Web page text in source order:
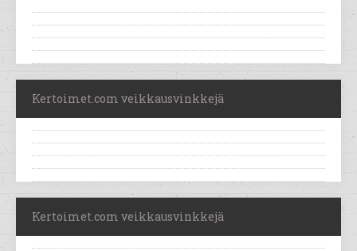
Kertoimet.com veikkausvinkkejä
Kertoimet.com veikkausvinkkejä